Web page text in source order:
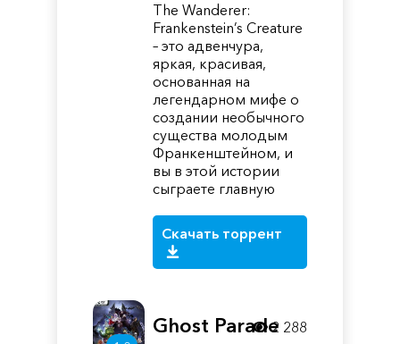
The Wanderer:
Frankenstein’s Creature
– это адвенчура,
яркая, красивая,
основанная на
легендарном мифе о
создании необычного
существа молодым
Франкенштейном, и
вы в этой истории
сыграете главную
Скачать торрент
Ghost Parade2 288